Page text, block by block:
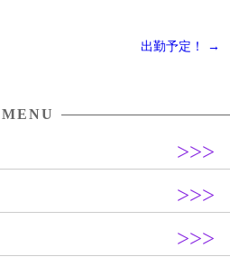
出勤予定！ →
MENU